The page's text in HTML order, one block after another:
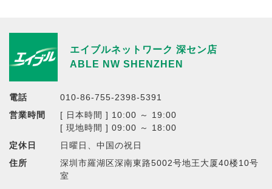
エイブルネットワーク 深セン店
ABLE NW SHENZHEN
電話
010-86-755-2398-5391
営業時間
[ 日本時間 ] 10:00 ～ 19:00
[ 現地時間 ] 09:00 ～ 18:00
定休日
日曜日、中国の祝日
住所
深圳市羅湖区深南東路5002号地王大厦40楼10号
室